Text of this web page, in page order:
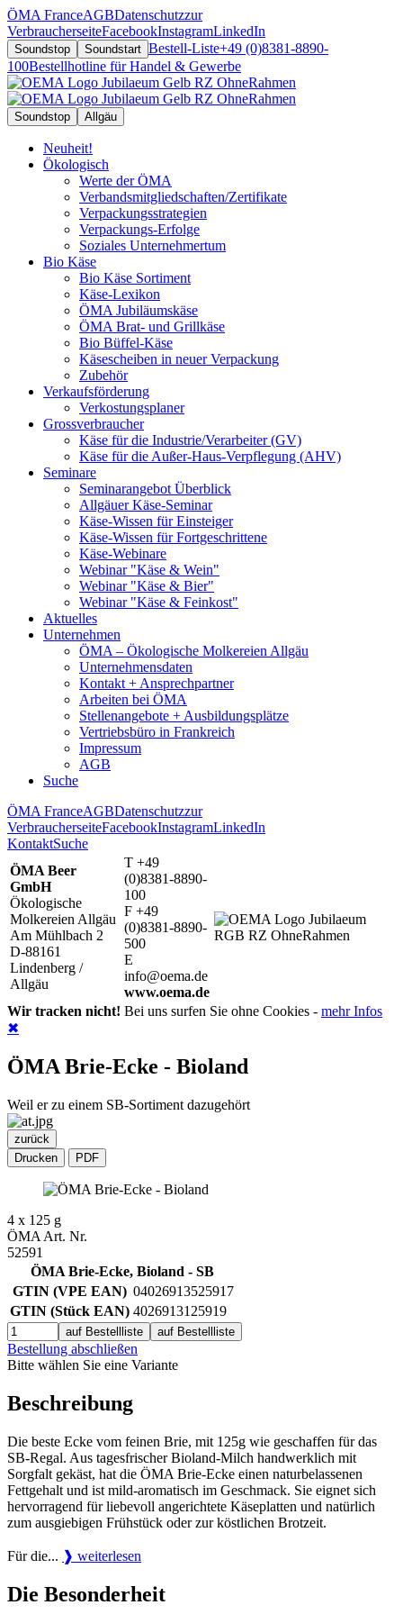
ÖMA FranceAGBDatenschutzzur
VerbraucherseiteFacebookInstagramLinkedIn
Soundstop Soundstart Bestell-Liste+49 (0)8381-8890-
100Bestellhotline für Handel & Gewerbe
Soundstop Allgäu
Neuheit!
Ökologisch
Werte der ÖMA
Verbandsmitgliedschaften/Zertifikate
Verpackungsstrategien
Verpackungs-Erfolge
Soziales Unternehmertum
Bio Käse
Bio Käse Sortiment
Käse-Lexikon
ÖMA Jubiläumskäse
ÖMA Brat- und Grillkäse
Bio Büffel-Käse
Käsescheiben in neuer Verpackung
Zubehör
Verkaufsförderung
Verkostungsplaner
Grossverbraucher
Käse für die Industrie/Verarbeiter (GV)
Käse für die Außer-Haus-Verpflegung (AHV)
Seminare
Seminarangebot Überblick
Allgäuer Käse-Seminar
Käse-Wissen für Einsteiger
Käse-Wissen für Fortgeschrittene
Käse-Webinare
Webinar "Käse & Wein"
Webinar "Käse & Bier"
Webinar "Käse & Feinkost"
Aktuelles
Unternehmen
ÖMA – Ökologische Molkereien Allgäu
Unternehmensdaten
Kontakt + Ansprechpartner
Arbeiten bei ÖMA
Stellenangebote + Ausbildungsplätze
Vertriebsbüro in Frankreich
Impressum
AGB
Suche
ÖMA FranceAGBDatenschutzzur
VerbraucherseiteFacebookInstagramLinkedIn
KontaktSuche
ÖMA Beer
GmbH
Ökologische
Molkereien Allgäu
Am Mühlbach 2
D-88161
Lindenberg /
Allgäu
T +49
(0)8381-8890-
100
F +49
(0)8381-8890-
500
E
info@oema.de
www.oema.de
Wir tracken nicht! Bei uns surfen Sie ohne Cookies - mehr Infos
✖
ÖMA Brie-Ecke - Bioland
Weil er zu einem SB-Sortiment dazugehört
zurück
Drucken
PDF
4 x 125 g
ÖMA Art. Nr.
52591
ÖMA Brie-Ecke, Bioland - SB
GTIN (VPE EAN) 04026913525917
GTIN (Stück EAN) 4026913125919
auf Bestellliste auf Bestellliste
Bestellung abschließen
Bitte wählen Sie eine Variante
Beschreibung
Die beste Ecke vom feinen Brie, mit 125g wie geschaffen für das
SB-Regal. Aus tagesfrischer Bioland-Milch handwerklich mit
Sorgfalt gekäst, hat die ÖMA Brie-Ecke einen naturbelassenen
Fettgehalt und ist mild-aromatisch im Geschmack. Sie eignet sich
hervorragend für liebevoll angerichtete Käseplatten und natürlich
zum ausgiebigen Frühstück oder zur köstlichen Brotzeit.
Für die... ❱ weiterlesen
Die Besonderheit